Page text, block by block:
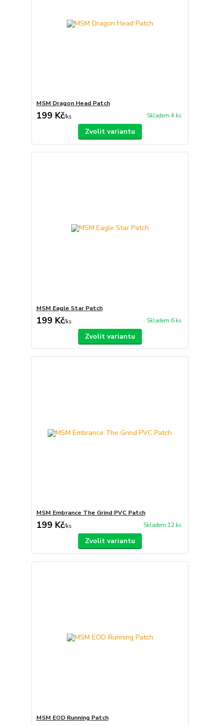
MSM Dragon Head Patch
199 Kč/ks Skladem 4 ks
Zvolit variantu
MSM Eagle Star Patch
199 Kč/ks Skladem 6 ks
Zvolit variantu
MSM Embrance The Grind PVC Patch
199 Kč/ks Skladem 12 ks
Zvolit variantu
MSM EOD Running Patch